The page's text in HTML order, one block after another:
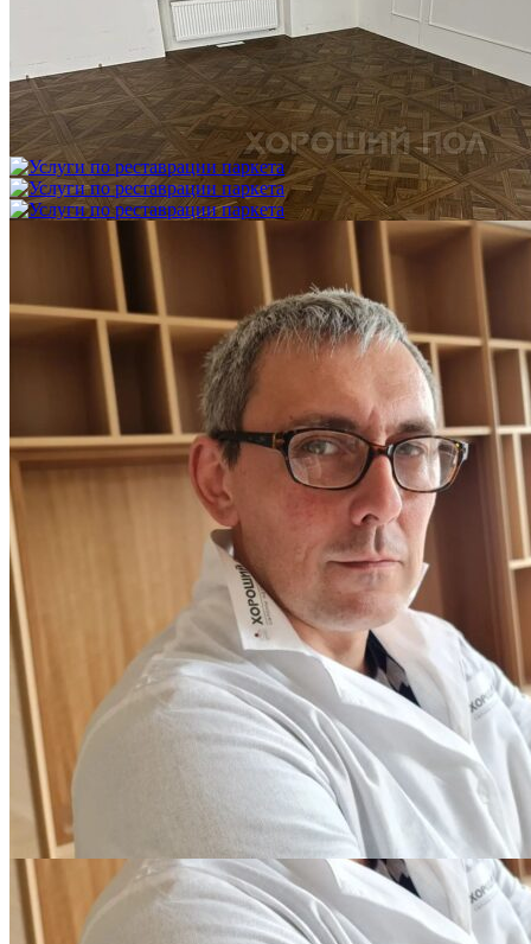
Укладка модульного паркета с финишным покрытием на
фанеру
3 600 ₽
Услуги по реставрации паркета
1 500 ₽
Блог
Интересные статьи о паркете Coswick
ВИДЕО-ИНСТРУКЦИЯ: Реставрация царапин. Полы,
покрытые маслом и твердым воском. Системы для локального
ремонта и восстановления
Читать полностью
02.02.2026
ПОЛЫ, ПОКРЫТЫЕ МАСЛОМ. РЕСТАВРАЦИЯ
НЕБОЛЬШИХ ПОТЕРТОСТЕЙ
Читать полностью
12.01.2026